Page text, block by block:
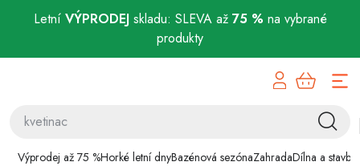
Letní VÝPRODEJskladu: SLEVA až 75 % na vybrané
produkty
Výprodej až 75 %Horké letní dnyBazénová sezónaZahradaDílna a stavba
Bazénová sezóna